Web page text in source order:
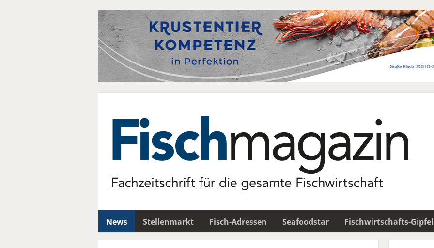
News Stellenmarkt Fisch-Adressen Seafoodstar Fischwirtschafts-Gipfel